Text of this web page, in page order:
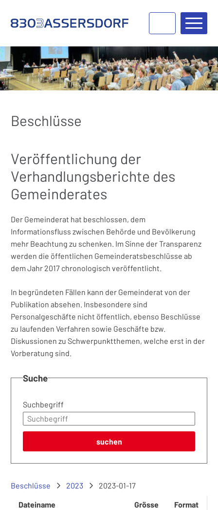
Navigieren in Bassersdorf
Beschlüsse
Veröffentlichung der
Verhandlungsberichte des
Gemeinderates
Der Gemeinderat hat beschlossen, dem
Informationsfluss zwischen Behörde und Bevölkerung
mehr Beachtung zu schenken. Im Sinne der Transparenz
werden die öffentlichen Gemeinderatsbeschlüsse ab
dem Jahr 2017 chronologisch veröffentlicht.
In begründeten Fällen kann der Gemeinderat von der
Publikation absehen. Insbesondere sind
Personalgeschäfte nicht öffentlich, ebenso Beschlüsse
zu laufenden Verfahren sowie Geschäfte bzw.
Diskussionen zu Schwerpunktthemen, welche erst in der
Vorberatung sind.
Suche
Suchbegriff
suchen
Beschlüsse 2023 2023-01-17
Dateiname Grösse
Format